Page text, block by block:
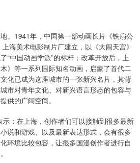
。1941年，中国第一部动画长片《铁扇公
海美术电影制片厂建立，以《大闹天宫》
“中国动画学派”的标杆；改革开放后，上
》等一系列国际知名动画，启蒙了首代二
化已成为这座城市的一张新兴名片，其背
市对青年文化、对新兴语言形态的包容与
供的广阔空间。
：在上海，创作者们可以接触到很多最新
说和游戏、以及最新表达形式，会有很多
环境比较包容，让很多国漫创作者进行自